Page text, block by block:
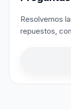
Resolvemos
repuestos,